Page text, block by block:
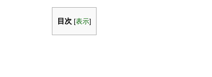
目次 [表示]